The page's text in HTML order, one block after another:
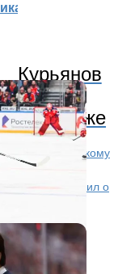
Курьянов
к
позже
к тренерскому
источники,
ЦСКА объявил о
но...